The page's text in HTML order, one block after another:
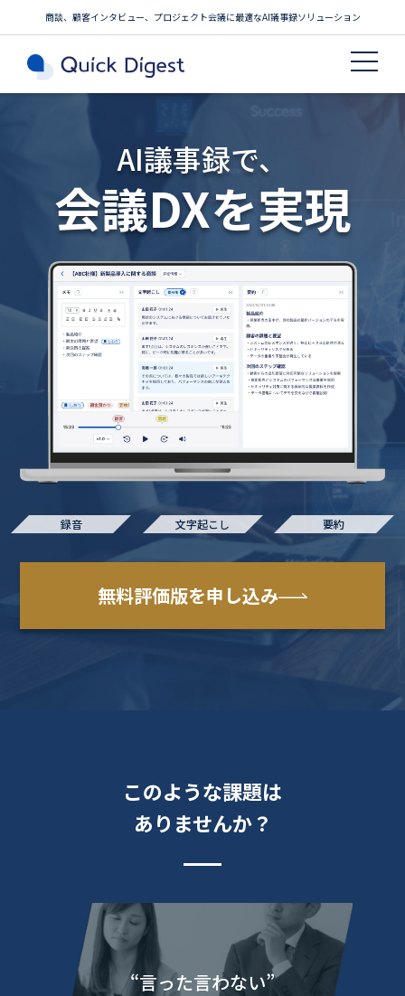
商談、顧客インタビュー、プロジェクト会議に最適なAI議事録ソリューション
AI議事録で、
会議DXを実現
録音 文字起こし 要約
無料評価版を申し込み
このような課題は
ありませんか？
“言った言わない”